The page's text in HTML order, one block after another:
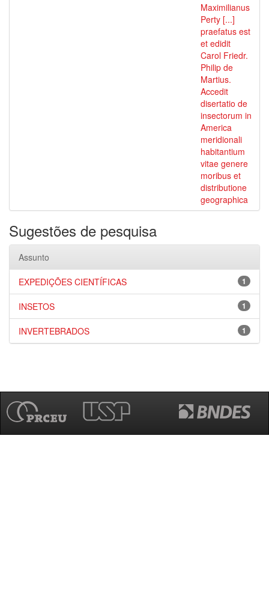
Maximilianus
Perty [...]
praefatus est
et edidit
Carol Friedr.
Philip de
Martius.
Accedit
disertatio de
insectorum in
America
meridionali
habitantium
vitae genere
moribus et
distributione
geographica
Sugestões de pesquisa
Assunto
1
EXPEDIÇÕES CIENTÍFICAS
1
INSETOS
1
INVERTEBRADOS